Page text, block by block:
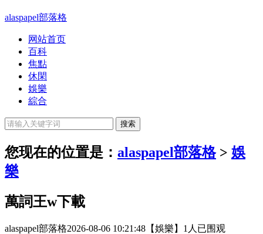
alaspapel部落格
网站首页
百科
焦點
休閑
娛樂
綜合
您现在的位置是： alaspapel部落格> 娛
樂
萬詞王w下載
alaspapel部落格2026-08-06 10:21:48 【娛樂】 1人已围观